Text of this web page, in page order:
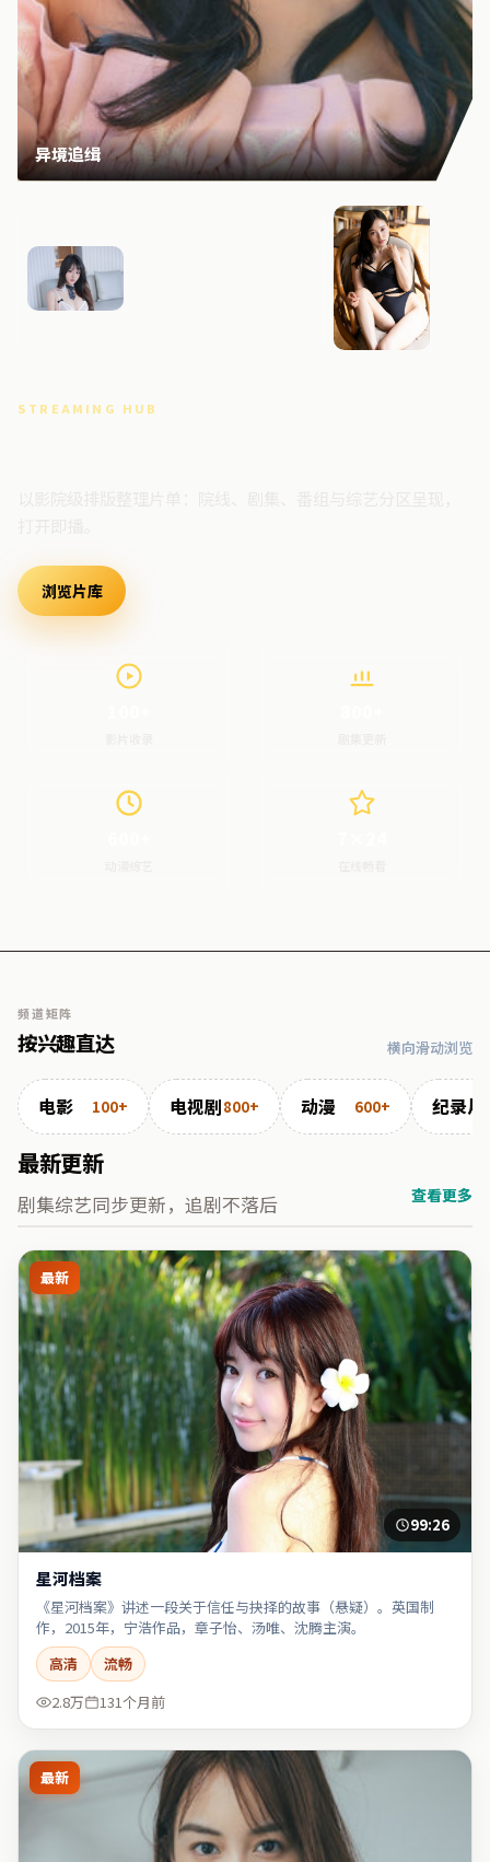
STREAMING HUB
浏览片库
异境追缉
频道矩阵
按兴趣直达 横向滑动浏览
电影 100+ 电视剧800+ 动漫 600+ 纪录片
最新更新
剧集综艺同步更新，追剧不落后 查看更多
最新
99:26
星河档案
《星河档案》讲述一段关于信任与抉择的故事（悬疑）。英国制
作，2015年，宁浩作品，章子怡、汤唯、沈腾主演。
高清
流畅
2.8万
131个月前
最新